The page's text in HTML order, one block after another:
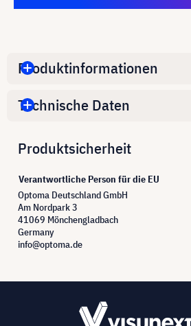
Produktinformationen
Technische Daten
Produktsicherheit
Verantwortliche Person für die EU
Optoma Deutschland GmbH
Am Nordpark 3
41069 Mönchengladbach
Germany
info@optoma.de